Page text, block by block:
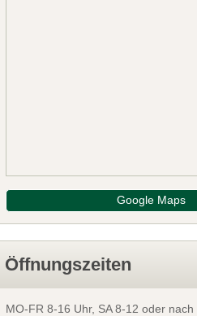
Google Maps
Öffnungszeiten
MO-FR 8-16 Uhr, SA 8-12 oder nach